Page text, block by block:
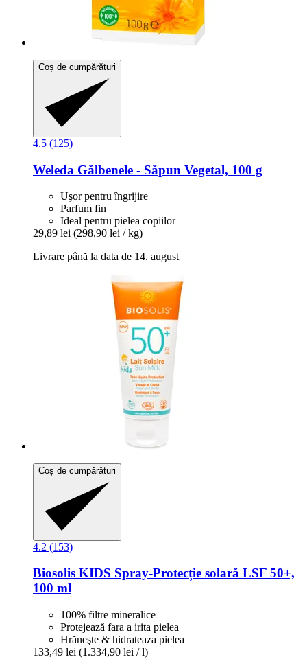
Coș de cumpărături
4.5 (125)
Weleda Gălbenele -​ Săpun Vegetal, 100 g
Uşor pentru îngrijire
Parfum fin
Ideal pentru pielea copiilor
29,89 lei (298,90 lei / kg)
Livrare până la data de 14. august
Coș de cumpărături
4.2 (153)
Biosolis KIDS Spray-​Protecție solară LSF 50+,
100 ml
100% filtre mineralice
Protejează fara a irita pielea
Hrăneşte & hidrateaza pielea
133,49 lei (1.334,90 lei / l)